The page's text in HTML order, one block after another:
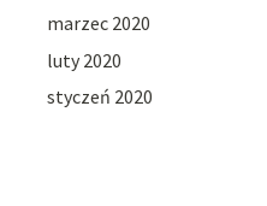
marzec 2020
luty 2020
styczeń 2020